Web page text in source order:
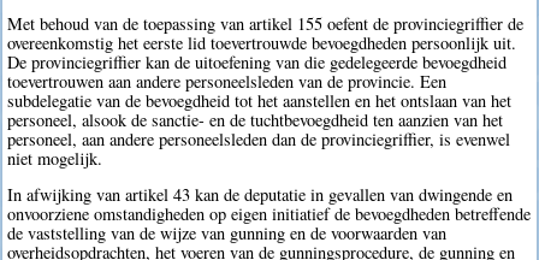
Met behoud van de toepassing van artikel 155 oefent de provinciegriffier de
overeenkomstig het eerste lid toevertrouwde bevoegdheden persoonlijk uit.
De provinciegriffier kan de uitoefening van die gedelegeerde bevoegdheid
toevertrouwen aan andere personeelsleden van de provincie. Een
subdelegatie van de bevoegdheid tot het aanstellen en het ontslaan van het
personeel, alsook de sanctie- en de tuchtbevoegdheid ten aanzien van het
personeel, aan andere personeelsleden dan de provinciegriffier, is evenwel
niet mogelijk.
In afwijking van artikel 43 kan de deputatie in gevallen van dwingende en
onvoorziene omstandigheden op eigen initiatief de bevoegdheden betreffende
de vaststelling van de wijze van gunning en de voorwaarden van
overheidsopdrachten, het voeren van de gunningsprocedure, de gunning en